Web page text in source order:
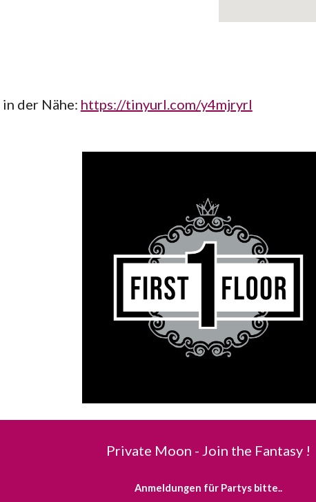
in der Nähe: https://tinyurl.com/y4mjryrl
Private Moon - Join the Fantasy !
Anmeldungen für Partys bitte..